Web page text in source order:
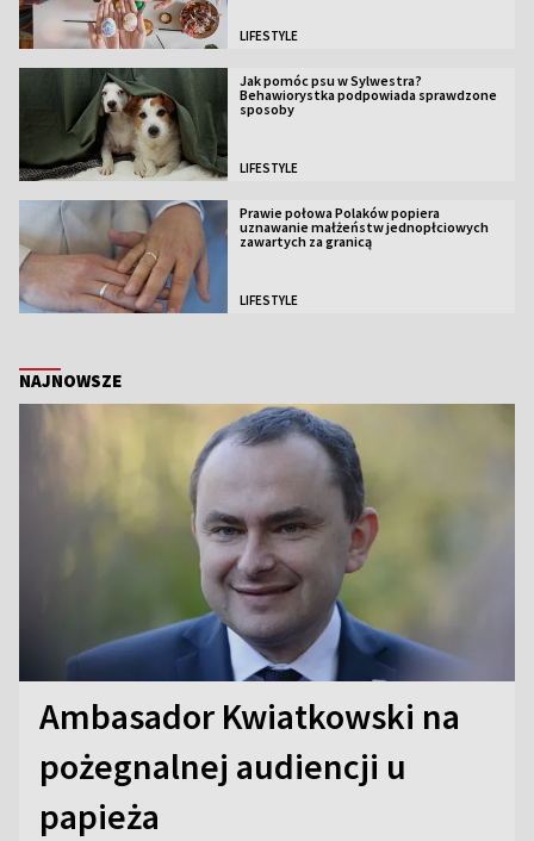
LIFESTYLE
Jak pomóc psu w Sylwestra?
Behawiorystka podpowiada sprawdzone
sposoby
LIFESTYLE
Prawie połowa Polaków popiera
uznawanie małżeństw jednopłciowych
zawartych za granicą
LIFESTYLE
NAJNOWSZE
Ambasador Kwiatkowski na
pożegnalnej audiencji u
papieża